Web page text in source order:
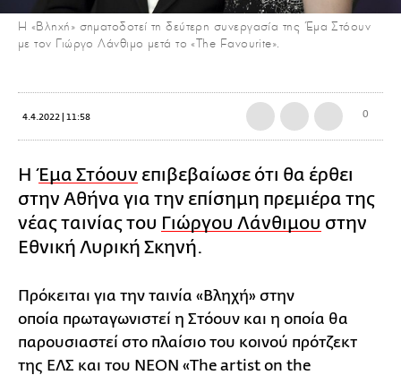
Η «Βληχή» σηματοδοτεί τη δεύτερη συνεργασία της Έμα Στόουν
με τον Γιώργο Λάνθιμο μετά το «The Favourite».
4.4.2022 | 11:58 0
ΗΈμα Στόουν επιβεβαίωσε ότι θα έρθει
στην Αθήνα για την επίσημη πρεμιέρα της
νέας ταινίας του Γιώργου Λάνθιμου στην
Εθνική Λυρική Σκηνή.
Πρόκειται για την ταινία «Βληχή» στην
οποία πρωταγωνιστεί η Στόουν και η οποία θα
παρουσιαστεί στο πλαίσιο του κοινού πρότζεκτ
της ΕΛΣ και του ΝΕΟΝ «The artist on the